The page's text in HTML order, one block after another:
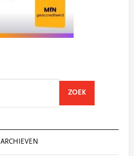
ZOEKSEARCH
ARCHIEVEN